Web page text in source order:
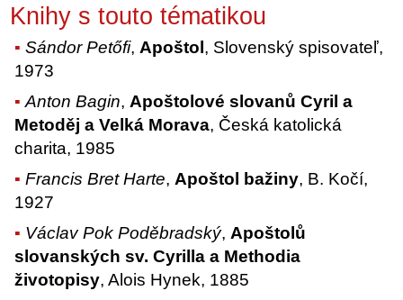
Knihy s touto tématikou
Sándor Petőfi,Apoštol , Slovenský spisovateľ,
1973
Anton Bagin,Apoštolové slovanů Cyril a
Metoděj a Velká Morava, Česká katolická
charita, 1985
Francis Bret Harte,Apoštol bažiny, B. Kočí,
1927
Václav Pok Poděbradský,Apoštolů
slovanských sv. Cyrilla a Methodia
životopisy, Alois Hynek, 1885